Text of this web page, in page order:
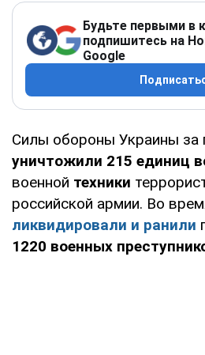
Будьте первыми в
подпишитесь на
Google
Силы обороны Украины за
уничтожили 215 единиц
военной техники
российской армии. Во
ликвидировали и ранили
1220 военных